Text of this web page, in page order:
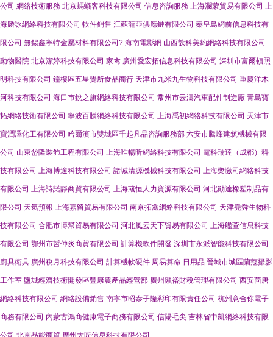
公司 網絡技術服務 北京螞蟻客科技有限公司 信息咨詢服務 上海瀾蒙貿易有限公司 上
海麟詠網絡科技有限公司 軟件銷售 江蘇龍亞供應鏈有限公司 秦皇島網前信息科技有
限公司 無錫鑫寧特金屬材料有限公司? 海南電影網 山西歆科美約網絡科技有限公司
動物醫院 北京潔婷科技有限公司 家禽 廣州愛宏拓信息科技有限公司 深圳市富爾頓照
明科技有限公司 鐘樓區五星覺所食品商行 天津市九米九生物科技有限公司 重慶洋木
河科技有限公司 海口市銳之旗網絡科技有限公司 常州市云濤汽車配件制造廠 青島寶
拓網絡技術有限公司 寧波百騰網絡科技有限公司 上海禹初網絡科技有限公司 天津市
寶潤澤化工有限公司 哈爾濱市雙城區千起凡品咨詢服務部 六安市騰峰建筑機械有限
公司 山東岱隆裝飾工程有限公司 上海唯暢昕網絡科技有限公司 電科瑞達（成都）科
技有限公司 上海博逾科技有限公司 諸城清源機械科技有限公司 上海槳瀲司網絡科技
有限公司 上海詩諾靜商貿有限公司 上海彧恒人力資源有限公司 河北勛達橡塑制品有
限公司 天氣預報 上海嘉留貿易有限公司 南京拓鑫網絡科技有限公司 天津堯舜生物科
技有限公司 合肥市博幫貿易有限公司 河北風云天下貿易有限公司 上海艦萱信息科技
有限公司 鄂州市哲仲炎商貿有限公司 計算機軟件開發 深圳市永派智能科技有限公司
廚具衛具 廣州稅月科技有限公司 計算機軟硬件 周易算命 日用品 晉城市城區蘭蔻攝影
工作室 鹽城經濟技術開發區豐康農產品經營部 廣州融裕財稅管理有限公司 西安茴唐
網絡科技有限公司 網絡設備銷售 南寧市昭泰子隆彩印有限責任公司 杭州意合你電子
商務有限公司 內蒙古鴻商健康電子商務有限公司 信陽毛尖 吉林省中凱網絡科技有限
公司 北京品能商貿 廣州大匠信息科技有限公司